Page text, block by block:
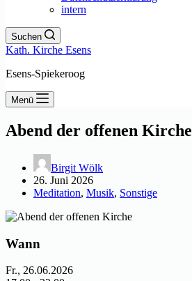
intern
Suchen
Kath. Kirche Esens
Esens-Spiekeroog
Menü
Abend der offenen Kirche
Birgit Wölk
26. Juni 2026
Meditation, Musik, Sonstige
Wann
Fr., 26.06.2026